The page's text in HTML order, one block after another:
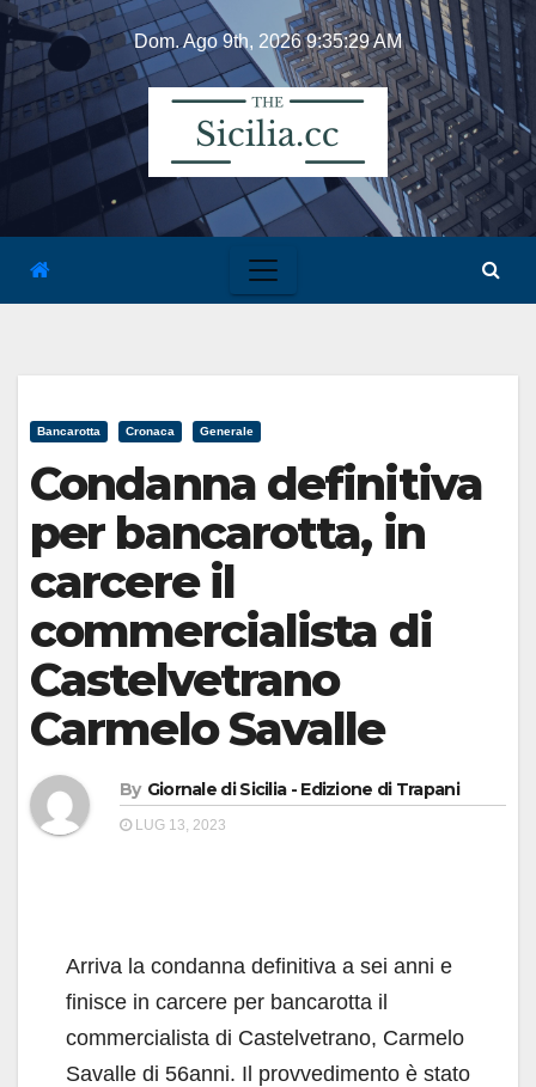
Skip
content
Dom. Ago 9th, 20269:35:29 AM
Bancarotta Cronaca Generale
Condanna definitiva
per bancarotta, in
carcere il
commercialista di
Castelvetrano
Carmelo Savalle
By Giornale di Sicilia - Edizione di Trapani
LUG 13, 2023
Arriva la condanna definitiva a sei anni e
finisce in carcere per bancarotta il
commercialista di Castelvetrano, Carmelo
Savalle di 56anni. Il provvedimento è stato